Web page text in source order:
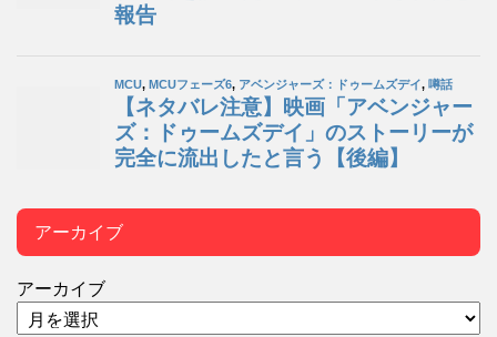
アーカイブ
アーカイブ